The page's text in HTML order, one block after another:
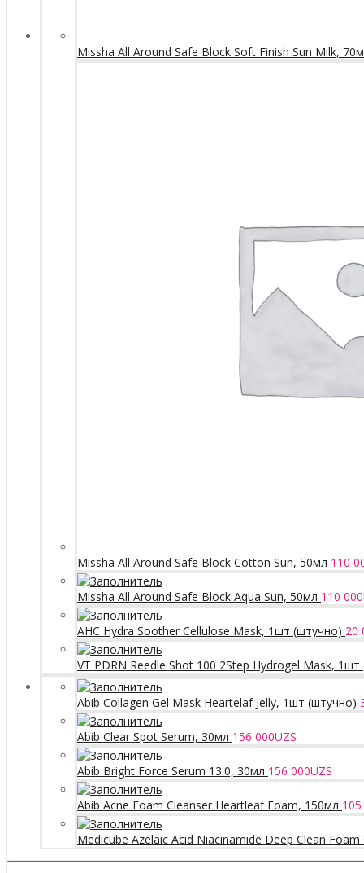
Missha All Around Safe Block Soft Finish Sun Milk,
Missha All Around Safe Block Cotton Sun, 50мл 110
Missha All Around Safe Block Aqua Sun, 50мл 110 000
AHC Hydra Soother Cellulose Mask, 1шт (штучно) 20
VT PDRN Reedle Shot 100 2Step Hydrogel Mask,
Abib Collagen Gel Mask Heartelaf Jelly, 1шт (штучно)
Abib Clear Spot Serum, 30мл 156 000UZS
Abib Bright Force Serum 13.0, 30мл 156 000UZS
Abib Acne Foam Cleanser Heartleaf Foam, 150мл
Medicube Azelaic Acid Niacinamide Deep Clean Foam